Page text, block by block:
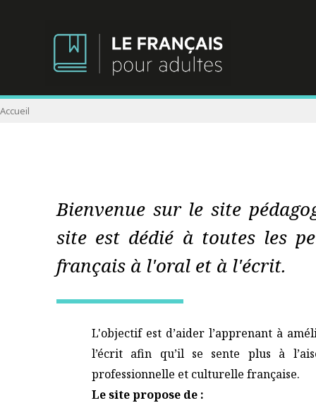
Accueil
Bienvenue sur le site
site est dédié à toutes les
français à l'oral et à l'écrit.
L'objectif est d’aider l’apprenant à
l’écrit afin qu’il se sente plus à
professionnelle et culturelle française.
Le site propose de :